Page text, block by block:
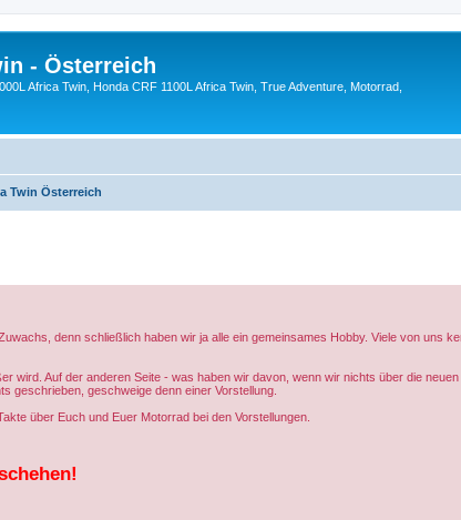
- Österreich
Africa Twin, Honda CRF 1100L Africa Twin, True Adventure, Motorrad,
Twin Österreich
denn schließlich haben wir ja alle ein gemeinsames Hobby. Viele von uns
wird. Auf der anderen Seite - was haben wir davon, wenn wir nichts über die
geschrieben, geschweige denn einer Vorstellung.
über Euch und Euer Motorrad bei den Vorstellungen.